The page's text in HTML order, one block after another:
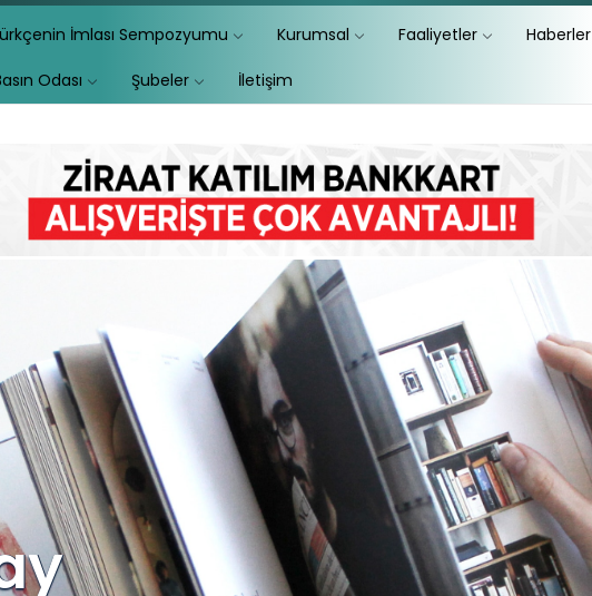
İmlası Sempozyumu Kurumsal Faaliyetler Haberler
Odası Şubeler İletişim